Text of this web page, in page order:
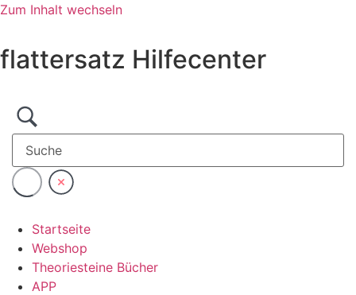
Zum Inhalt wechseln
flattersatz Hilfecenter
Startseite
Webshop
Theoriesteine Bücher
APP